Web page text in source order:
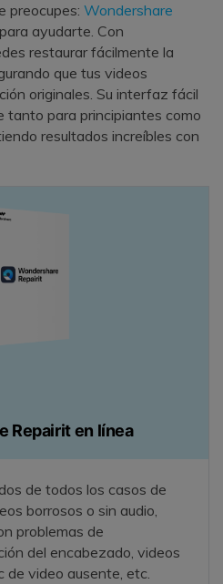
preocupes: Wondershare
ayudarte. Con
restaurar fácilmente la
que tus videos
originales. Su interfaz fácil
tanto para principiantes como
resultados increíbles con
Repairit en línea
de todos los casos de
borrosos o sin audio,
problemas de
del encabezado, videos
de video ausente, etc.